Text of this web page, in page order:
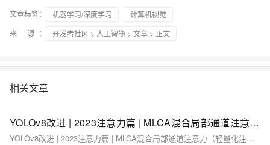
文章标签： 机器学习/深度学习
计算机视觉
来 源：
开发者社区 > 人工智能 > 文章 > 正文
相关文章
YOLOv8改进 | 2023注意力篇 | MLCA混合局部通道注意力（轻量化注意力机制）
YOLOv8改进 | 2023注意力篇 | MLCA混合局部通道注意力（轻量化注意力机制）